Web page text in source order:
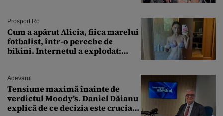
Prosport.ro
Cum a apărut Alicia, fiica marelui
fotbalist, într-o pereche de
bikini. Internetul a explodat:
Adevarul
Tensiune maximă înainte de
verdictul Moody’s. Daniel Dăianu
explică de ce decizia este crucială